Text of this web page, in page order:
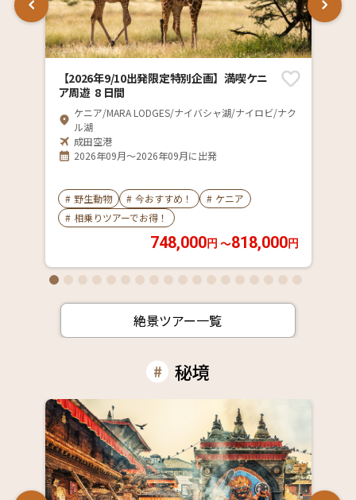
【2026年9/10出発限定特別企画】満喫ケニ
ア周遊 8 日間
ケニア/MARA LODGES/ナイバシャ湖/ナイロビ/ナク
ル湖
成田空港
2026年09月～2026年09月に出発
# 野生動物 # 今おすすめ！ # ケニア
# 相乗りツアーでお得！
748,000円 〜818,000円
絶景ツアー一覧
秘境